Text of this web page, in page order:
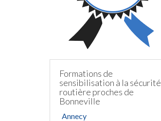
Formations de
sensibilisation à la sécurité
routière proches de
Bonneville
Annecy